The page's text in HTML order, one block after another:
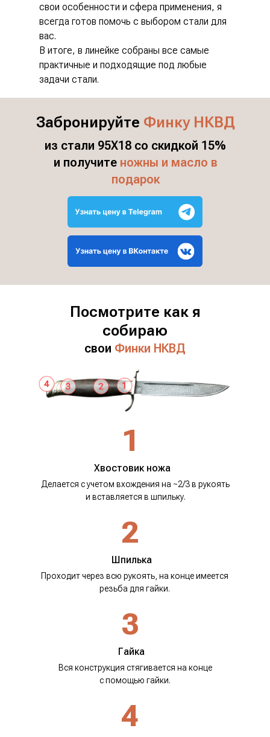
свои особенности и сфера применения, я
всегда готов помочь с выбором стали для
вас.
В итоге, в линейке собраны все самые
практичные и подходящие под любые
задачи стали.
из стали 95Х18 со скидкой 15%
и получите ножны и масло в
подарок
Забронируйте Финку НКВД
Делается с учетом вхождения на ~2/3 в рукоять
и вставляется в шпильку.
Хвостовик ножа
Шпилька
Проходит через всю рукоять, на конце имеется
резьба для гайки.
свои Финки НКВД
Посмотрите как я
собираю
1
2
3
Гайка
Вся конструкция стягивается на конце
с помощью гайки.
4